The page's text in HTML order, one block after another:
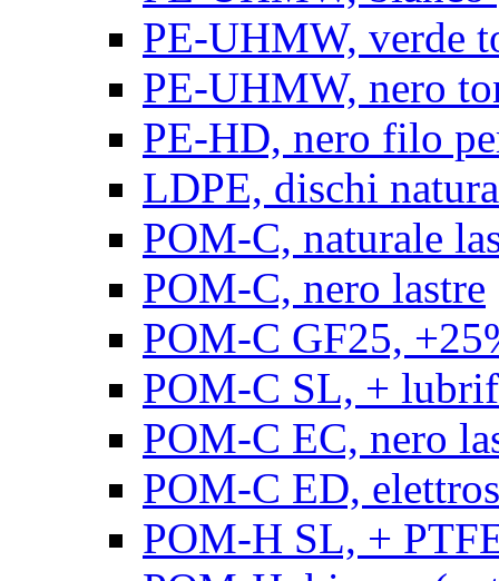
PE-UHMW, verde
PE-UHMW, nero
PE-HD, nero filo
LDPE, dischi
POM-C, naturale
POM-C, nero lastre
POM-C GF25,
POM-C SL, +
POM-C EC, nero
POM-C ED,
POM-H SL, +